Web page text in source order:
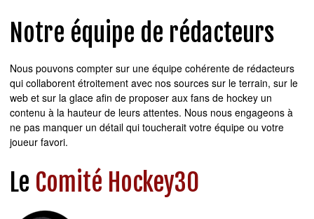
Notre équipe de rédacteurs
Nous pouvons compter sur une équipe cohérente de rédacteurs
qui collaborent étroitement avec nos sources sur le terrain, sur le
web et sur la glace afin de proposer aux fans de hockey un
contenu à la hauteur de leurs attentes. Nous nous engageons à
ne pas manquer un détail qui toucherait votre équipe ou votre
joueur favori.
Le Comité Hockey30